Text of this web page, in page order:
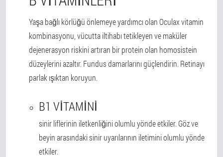
Yaşa bağlı körlüğü önlemeye yardımcı olan Oculax vitamin
kombinasyonu, vücutta iltihabı tetikleyen ve maküler
dejenerasyon riskini artıran bir protein olan homosistein
düzeylerini azaltır. Fundus damarlarını güçlendirin. Retinayı
parlak ışıktan koruyun.
B1 VITAMINI
sinir liflerinin iletkenliğini olumlu yönde etkiler. Göz ve
beyin arasındaki sinir uyarılarının iletimini olumlu yönde
etkiler.